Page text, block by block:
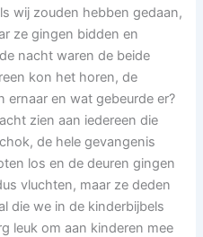
wij zouden hebben gedaan,
ze gingen bidden en
nacht waren de beide
kon het horen, de
ernaar en wat gebeurde er?
zien aan iedereen die
de hele gevangenis
los en de deuren gingen
vluchten, maar ze deden
die we in de kinderbijbels
leuk om aan kinderen mee